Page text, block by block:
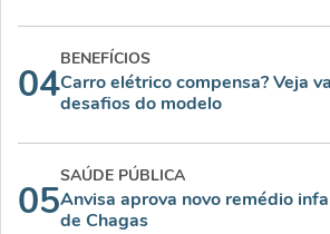
04
BENEFÍCIOS
Carro elétrico compensa? Veja
desafios do modelo
05
SAÚDE PÚBLICA
Anvisa aprova novo remédio
de Chagas